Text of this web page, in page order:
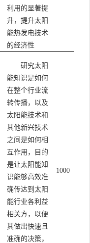
利用的显著提
升，提升太阳
能热发电技术
的经济性
研究太阳
能知识是如何
在整个行业流
转传播，以及
太阳能技术和
其他新兴技术
之间是如何相
互作用，目的
是让太阳能知
识能够高效准
确传达到太阳
能行业各利益
相关方，以便
其做出快速且
准确的决策，
1000